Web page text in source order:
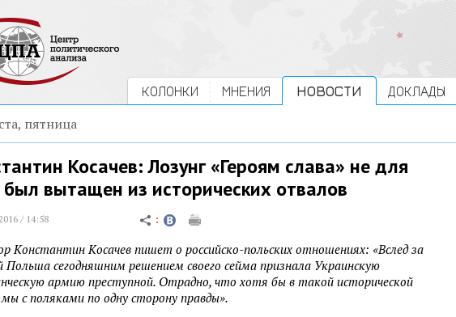
КОЛОНКИ МНЕНИЯ НОВОСТИ ДОКЛАДЫ
пятница
Косачев: Лозунг «Героям слава» не для
был вытащен из исторических отвалов
/ 14:58
Константин Косачев пишет о российско-польских отношениях: «Вслед за
Польша сегодняшним решением своего сейма признала Украинскую
армию преступной. Отрадно, что хотя бы в такой исторической
с поляками по одну сторону правды».